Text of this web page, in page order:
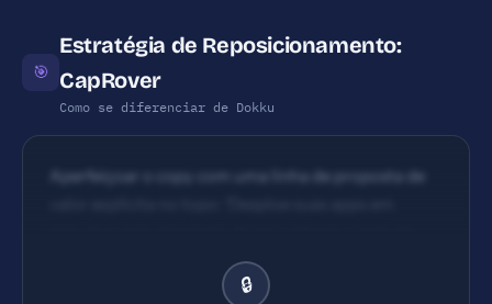
🎯
Estratégia de Reposicionamento:
CapRover
Como se diferenciar de Dokku
Aperfeiçoar o copy com uma linha de proposta de
total do seu ambiente, sem custos de lock-in'.
🔒